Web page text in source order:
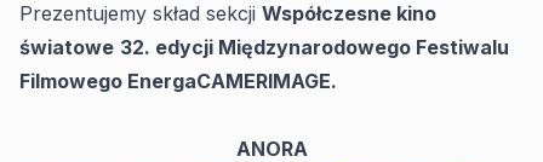
Prezentujemy skład sekcji Współczesne kino
światowe 32. edycji Międzynarodowego Festiwalu
Filmowego EnergaCAMERIMAGE.
ANORA